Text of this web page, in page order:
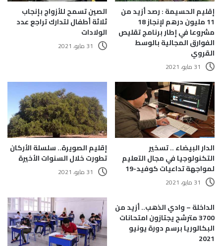
إقليم الحسيمة : رصد أزيد من
11 مليون درهم لإنجاز 18
مشروعا في إطار برنامج تقليص
الفوارق المجالية بالوسط
القروي
31 مايو، 2021
الصين تسمح للأزواج بإنجاب
ثلاثة أطفال لتدارك تراجع عدد
الولادات
31 مايو، 2021
الدار البيضاء .. تسخير
التكنولوجيا في مجال التعليم
لمواجهة تداعيات كوفيد-19
31 مايو، 2021
إقليم الصويرة.. سلسلة الأركان
تطورت خلال السنوات الأخيرة
31 مايو، 2021
الداخلة – وادي الذهب.. أزيد من
3700 مترشح يجتازون امتحانات
البكالوريا برسم دورة يونيو
2021